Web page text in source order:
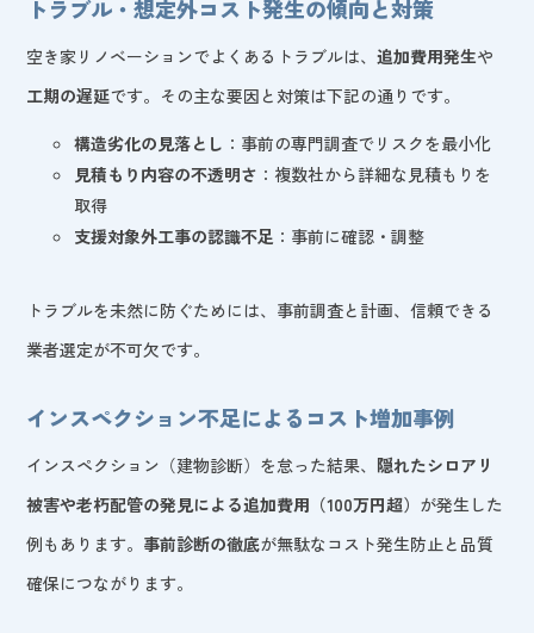
トラブル・想定外コスト発生の傾向と対策
空き家リノベーションでよくあるトラブルは、追加費用発生や
工期の遅延です。その主な要因と対策は下記の通りです。
構造劣化の見落とし ：事前の専門調査でリスクを最小化
見積もり内容の不透明さ ：複数社から詳細な見積もりを
取得
支援対象外工事の認識不足 ：事前に確認・調整
トラブルを未然に防ぐためには、事前調査と計画、信頼できる
業者選定が不可欠です。
インスペクション不足によるコスト増加事例
インスペクション（建物診断）を怠った結果、 隠れたシロアリ
被害や老朽配管の発見による追加費用（100万円超） が発生した
例もあります。 事前診断の徹底が無駄なコスト発生防止と品質
確保につながります。